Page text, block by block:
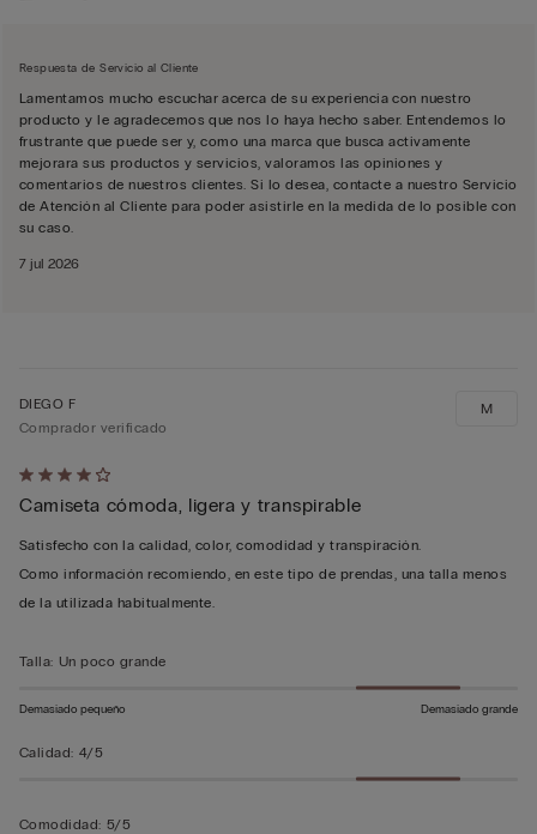
Respuesta de Servicio al Cliente
Lamentamos mucho escuchar acerca de su experiencia con nuestro
producto y le agradecemos que nos lo haya hecho saber. Entendemos lo
frustrante que puede ser y, como una marca que busca activamente
mejorara sus productos y servicios, valoramos las opiniones y
comentarios de nuestros clientes. Si lo desea, contacte a nuestro Servicio
de Atención al Cliente para poder asistirle en la medida de lo posible con
su caso.
7 jul 2026
Calificación
de
4
sobre
5
DIEGO F
Comprador verificado
Camiseta cómoda, ligera y transpirable
Satisfecho con la calidad, color, comodidad y transpiración.
Como información recomiendo, en este tipo de prendas, una talla menos
de la utilizada habitualmente.
M
Talla: Un poco grande
Demasiado pequeño Demasiado grande
Calidad: 4/5
Comodidad: 5/5